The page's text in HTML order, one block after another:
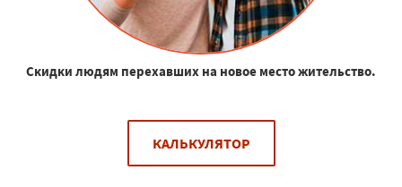
Скидки людям перехавших на новое место жительство.
КАЛЬКУЛЯТОР